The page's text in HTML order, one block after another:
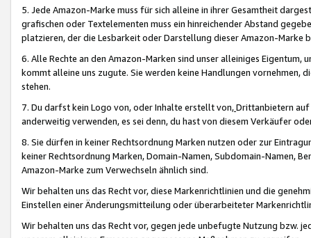
5. Jede Amazon-Marke muss für sich alleine in ihrer Gesamtheit
grafischen oder Textelementen muss ein hinreichender Abstand
platzieren, der die Lesbarkeit oder Darstellung dieser Amazon-Marke
6. Alle Rechte an den Amazon-Marken sind unser alleiniges
kommt alleine uns zugute. Sie werden keine Handlungen vornehmen,
stehen.
7. Du darfst kein Logo von, oder Inhalte erstellt von,Drittanbietern auf
anderweitig verwenden, es sei denn, du hast von diesem Verkäufer
8. Sie dürfen in keiner Rechtsordnung Marken nutzen oder zur
keiner Rechtsordnung Marken, Domain-Namen, Subdomain-Namen,
Amazon-Marke zum Verwechseln ähnlich sind.
Wir behalten uns das Recht vor, diese Markenrichtlinien und die
Einstellen einer Änderungsmitteilung oder überarbeiteter
Wir behalten uns das Recht vor, gegen jede unbefugte Nutzung bzw.